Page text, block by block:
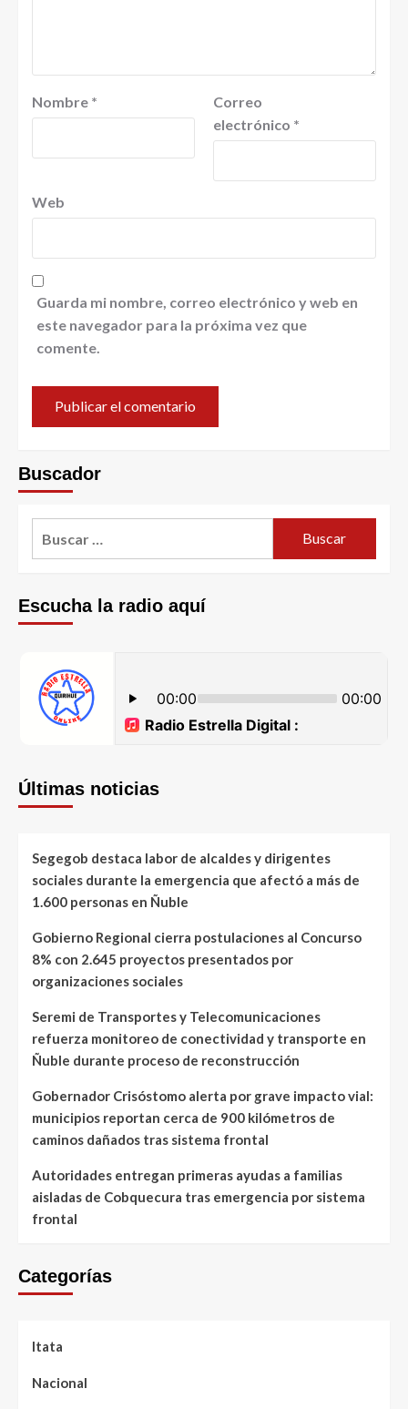
Nombre *
Correo
electrónico *
Web
Guarda mi nombre, correo electrónico y web en
este navegador para la próxima vez que
comente.
Buscador
Escucha la radio aquí
Últimas noticias
Segegob destaca labor de alcaldes y dirigentes
sociales durante la emergencia que afectó a más de
1.600 personas en Ñuble
Gobierno Regional cierra postulaciones al Concurso
8% con 2.645 proyectos presentados por
organizaciones sociales
Seremi de Transportes y Telecomunicaciones
refuerza monitoreo de conectividad y transporte en
Ñuble durante proceso de reconstrucción
Gobernador Crisóstomo alerta por grave impacto vial:
municipios reportan cerca de 900 kilómetros de
caminos dañados tras sistema frontal
Autoridades entregan primeras ayudas a familias
aisladas de Cobquecura tras emergencia por sistema
frontal
Categorías
Itata
Nacional